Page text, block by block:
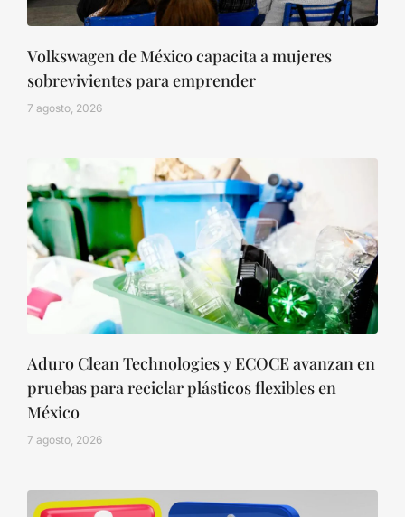
Volkswagen de México capacita a mujeres
sobrevivientes para emprender
7 agosto, 2026
Aduro Clean Technologies y ECOCE avanzan en
pruebas para reciclar plásticos flexibles en
México
7 agosto, 2026